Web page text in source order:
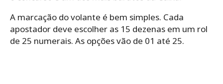
A marcação do volante é bem simples. Cada
apostador deve escolher as 15 dezenas em um rol
de 25 numerais. As opções vão de 01 até 25.